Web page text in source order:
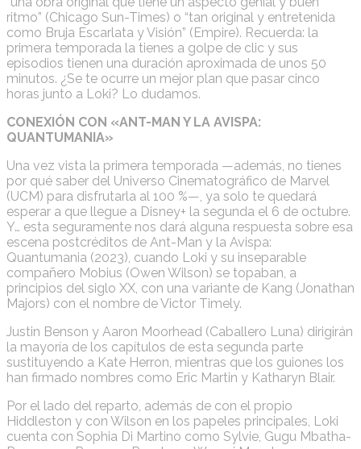
ritmo” (Chicago Sun-Times) o “tan original y entretenida
como Bruja Escarlata y Visión” (Empire). Recuerda: la
primera temporada la tienes a golpe de clic y sus
episodios tienen una duración aproximada de unos 50
minutos. ¿Se te ocurre un mejor plan que pasar cinco
horas junto a Loki? Lo dudamos.
CONEXIÓN CON «ANT-MAN Y LA AVISPA:
QUANTUMANIA»
Una vez vista la primera temporada —además, no tienes
por qué saber del Universo Cinematográfico de Marvel
(UCM) para disfrutarla al 100 %—, ya solo te quedará
esperar a que llegue a Disney+ la segunda el 6 de octubre.
Y… esta seguramente nos dará alguna respuesta sobre esa
escena postcréditos de Ant-Man y la Avispa:
Quantumania (2023), cuando Loki y su inseparable
compañero Mobius (Owen Wilson) se topaban, a
principios del siglo XX, con una variante de Kang (Jonathan
Majors) con el nombre de Victor Timely.
Justin Benson y Aaron Moorhead (Caballero Luna) dirigirán
la mayoría de los capítulos de esta segunda parte
sustituyendo a Kate Herron, mientras que los guiones los
han firmado nombres como Eric Martin y Katharyn Blair.
Por el lado del reparto, además de con el propio
Hiddleston y con Wilson en los papeles principales, Loki
cuenta con Sophia Di Martino como Sylvie, Gugu Mbatha-